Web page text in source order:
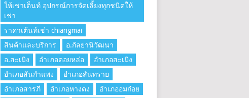
ให้เช่าเต็นท์ อุปกรณ์การจัดเลี้ยงทุกชนิดให้
เช่า
ราคาเต้นท์เช่า chiangmai
สินค้าและบริการ
อ.กัลยานิวัฒนา
อ.สะเมิง
อำเภอดอยหล่อ
อำเภอสะเมิง
อำเภอสันกำแพง
อำเภอสันทราย
อำเภอสารภี
อำเภอหางดง อำเภออมก๋อย